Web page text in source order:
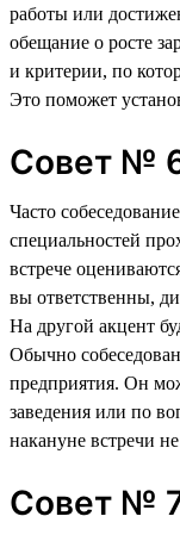
работы или
обещание о росте
и критерии, по
Это поможет
Совет №
Часто
специальностей
встрече
вы ответственны,
На другой акцент
Обычно
предприятия. Он
заведения или по
накануне встречи
Совет №